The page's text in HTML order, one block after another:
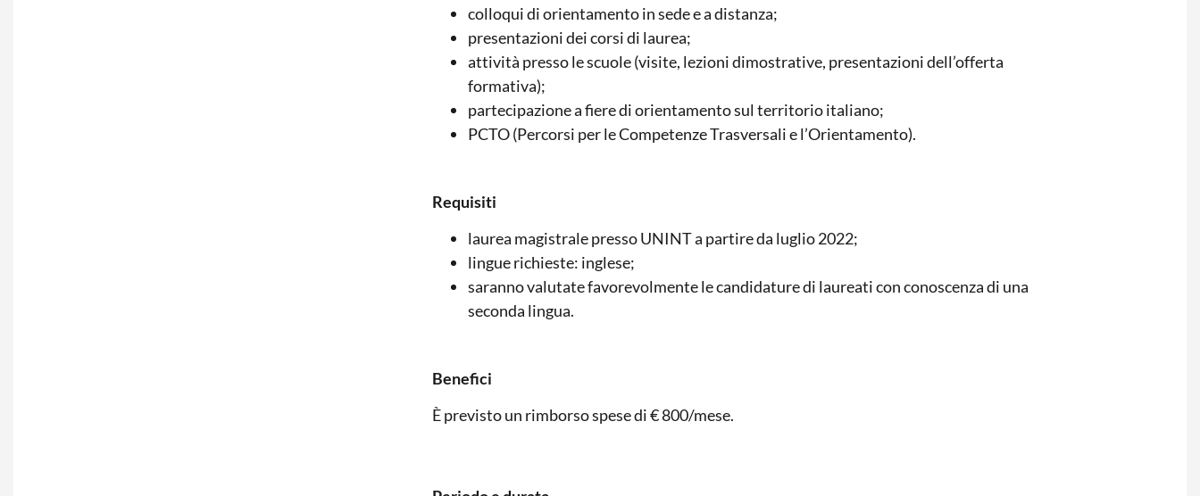
colloqui di orientamento in sede e a distanza;
presentazioni dei corsi di laurea;
attività presso le scuole (visite, lezioni dimostrative, presentazioni dell’offerta
formativa);
partecipazione a fiere di orientamento sul territorio italiano;
PCTO (Percorsi per le Competenze Trasversali e l’Orientamento).
Requisiti
laurea magistrale presso UNINT a partire da luglio 2022;
lingue richieste: inglese;
saranno valutate favorevolmente le candidature di laureati con conoscenza di una
seconda lingua.
Benefici
È previsto un rimborso spese di € 800/mese.